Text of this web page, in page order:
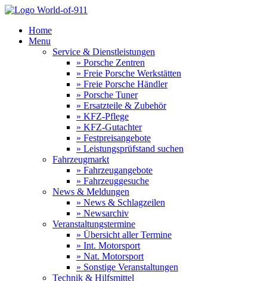
Home
Menu
Service & Dienstleistungen
» Porsche Zentren
» Freie Porsche Werkstätten
» Freie Porsche Händler
» Porsche Tuner
» Ersatzteile & Zubehör
» KFZ-Pflege
» KFZ-Gutachter
» Festpreisangebote
» Leistungsprüfstand suchen
Fahrzeugmarkt
» Fahrzeugangebote
» Fahrzeuggesuche
News & Meldungen
» News & Schlagzeilen
» Newsarchiv
Veranstaltungstermine
» Übersicht aller Termine
» Int. Motorsport
» Nat. Motorsport
» Sonstige Veranstaltungen
Technik & Hilfsmittel